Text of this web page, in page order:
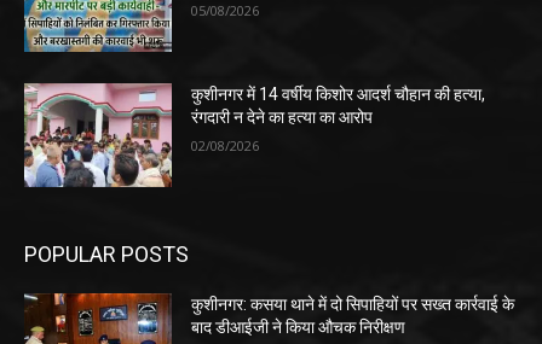
05/08/2026
कुशीनगर में 14 वर्षीय किशोर आदर्श चौहान की हत्या,
रंगदारी न देने का हत्या का आरोप
02/08/2026
POPULAR POSTS
कुशीनगर: कसया थाने में दो सिपाहियों पर सख्त कार्रवाई के
बाद डीआईजी ने किया औचक निरीक्षण